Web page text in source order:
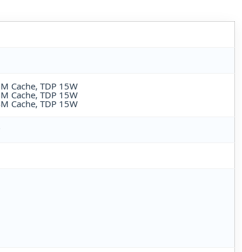
Cache, TDP 15W
Cache, TDP 15W
Cache, TDP 15W